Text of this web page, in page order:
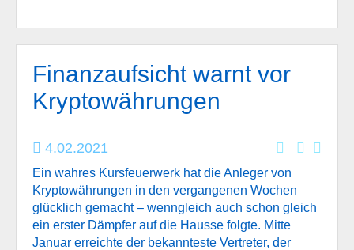
Finanzaufsicht warnt vor
Kryptowährungen
4.02.2021
Ein wahres Kursfeuerwerk hat die Anleger von
Kryptowährungen in den vergangenen Wochen
glücklich gemacht – wenngleich auch schon gleich
ein erster Dämpfer auf die Hausse folgte. Mitte
Januar erreichte der bekannteste Vertreter, der